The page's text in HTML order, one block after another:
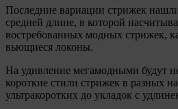
Последние вариации стрижек
средней длине, в которой
востребованных модных стрижек,
вьющиеся локоны.
На удивление мегамодными будут
короткие стили стрижек в разных
ультракоротких до укладок с